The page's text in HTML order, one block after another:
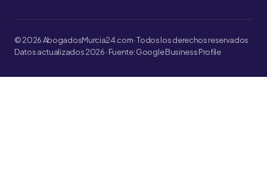
© 2026 AbogadosMurcia24.com · Todos los derechos reservados
Datos actualizados 2026 · Fuente: Google Business Profile